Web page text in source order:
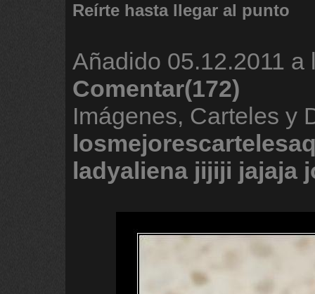
Reírte hasta llegar al punto
Añadido 05.12.2011 a
Comentar(172)
Imágenes, Carteles y
ladyaliena jijiji jajaja